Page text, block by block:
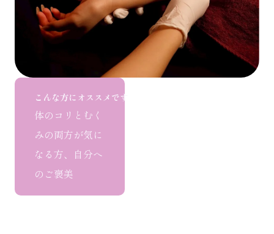
こんな方にオススメです
体のコリとむく
みの両方が気に
なる方、自分へ
のご褒美